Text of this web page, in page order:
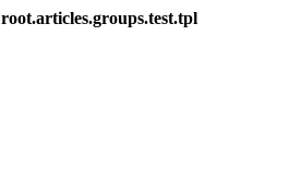
root.articles.groups.test.tpl